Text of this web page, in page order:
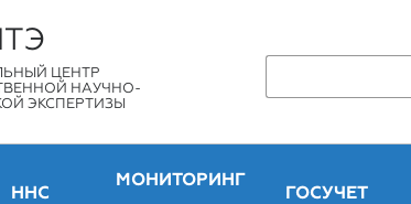
ЦЕНТР
НАУЧНО-
ЭКСПЕРТИЗЫ
ННС
МОНИТОРИНГ
ГОСУЧЕТ